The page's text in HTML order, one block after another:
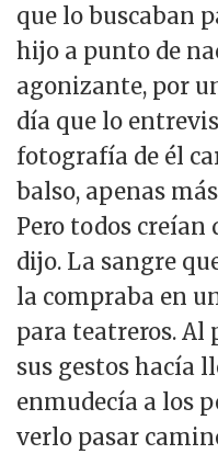
que lo buscaban
hijo a punto de
agonizante, por
día que lo
fotografía de él
balso, apenas
Pero todos creían
dijo. La sangre
la compraba en
para teatreros. Al
sus gestos hacía
enmudecía a los
verlo pasar